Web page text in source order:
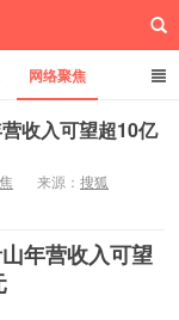
网络聚焦
服务 诚聘英才
收入可望超10亿
来源： 搜狐
年营收入可望